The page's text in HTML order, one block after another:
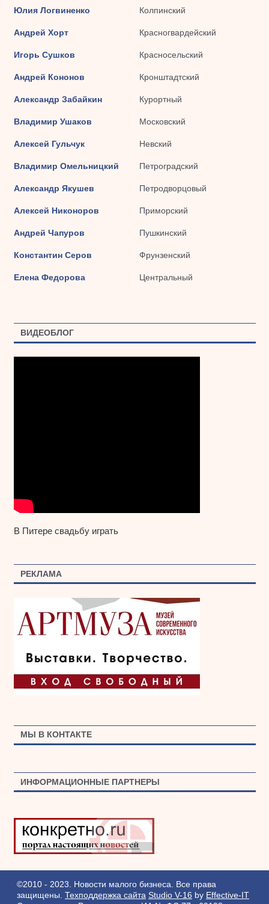
Юлия Логвиненко Колпинский
Андрей Хорт Красногвардейский
Игорь Сушков Красносельский
Андрей Кононов Кронштадтский
Александр Забайкин Курортный
Владимир Ушаков Московский
Алексей Гульчук Невский
Владимир Омельницкий Петроградский
Александр Якушев Петродворцовый
Алексей Никоноров Приморский
Андрей Чапуров Пушкинский
Константин Серов Фрунзенский
Елена Федорова Центральный
ВИДЕОБЛОГ
В Питере свадьбу играть
РЕКЛАМА
МЫ В КОНТАКТЕ
ИНФОРМАЦИОННЫЕ ПАРТНЕРЫ
©2010 - 2023. Новости малого бизнеса. Все права
защищены. Техподдержка сайта Studio V-16 by Effective-IT